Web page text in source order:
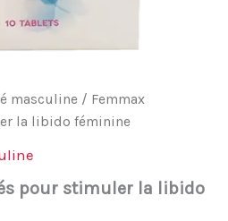
masculine / Femmax
la libido féminine
pour stimuler la libido